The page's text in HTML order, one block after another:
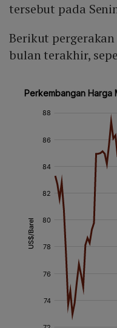
tersebut pada
Berikut
bulan terakhir,